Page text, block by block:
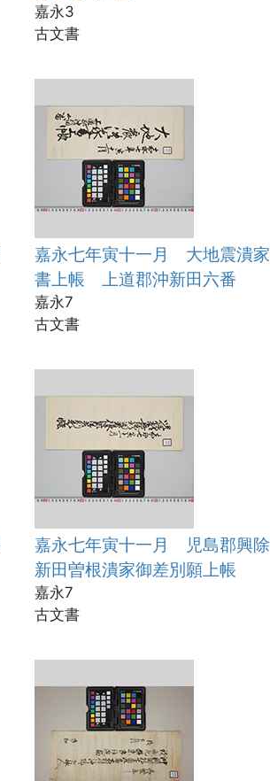
嘉永3
古文書
嘉永七年寅十一月 大地震潰家
書上帳 上道郡沖新田六番
嘉永7
古文書
嘉永七年寅十一月 児島郡興除
新田曽根潰家御差別願上帳
嘉永7
古文書